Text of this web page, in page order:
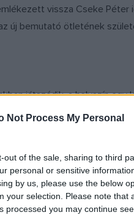
Not Process My Personal
out of the sale, sharing to third
personal or sensitive
by us, please use the below
your selection. Please note that
processed you may continue
vissza Cseke Péter
új bemutató ötletének
játszódik, a helyszín egy
amatőrök, akik leginkább
együtt lenni. A próba
napon új zenész érkezik a
megváltoztatja az